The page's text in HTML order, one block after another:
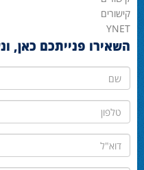
YNET
קישורים
השאירו פנייתכם כאן,
שם
טלפון
דוא"ל